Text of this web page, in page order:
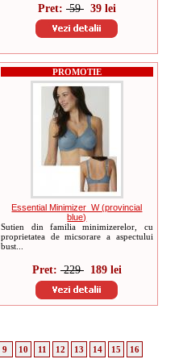
Pret: 5939 lei
PROMOTIE
Essential Minimizer_W (provincial
blue)
Sutien din familia minimizerelor, cu
proprietatea de micsorare a aspectului
bust...
Pret: 229189 lei
9 10 11 12 13 14 15 16